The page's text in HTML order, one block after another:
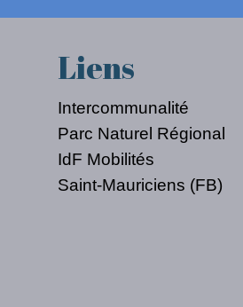
Liens
Intercommunalité
Parc Naturel Régional
IdF Mobilités
Saint-Mauriciens (FB)